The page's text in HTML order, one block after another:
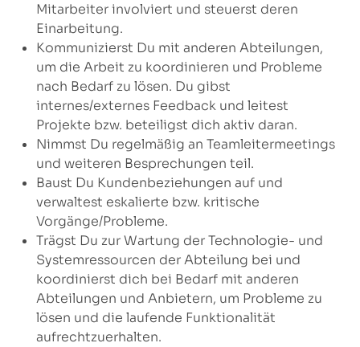
Mitarbeiter involviert und steuerst deren
Einarbeitung.
Kommunizierst Du mit anderen Abteilungen,
um die Arbeit zu koordinieren und Probleme
nach Bedarf zu lösen. Du gibst
internes/externes Feedback und leitest
Projekte bzw. beteiligst dich aktiv daran.
Nimmst Du regelmäßig an Teamleitermeetings
und weiteren Besprechungen teil.
Baust Du Kundenbeziehungen auf und
verwaltest eskalierte bzw. kritische
Vorgänge/Probleme.
Trägst Du zur Wartung der Technologie- und
Systemressourcen der Abteilung bei und
koordinierst dich bei Bedarf mit anderen
Abteilungen und Anbietern, um Probleme zu
lösen und die laufende Funktionalität
aufrechtzuerhalten.